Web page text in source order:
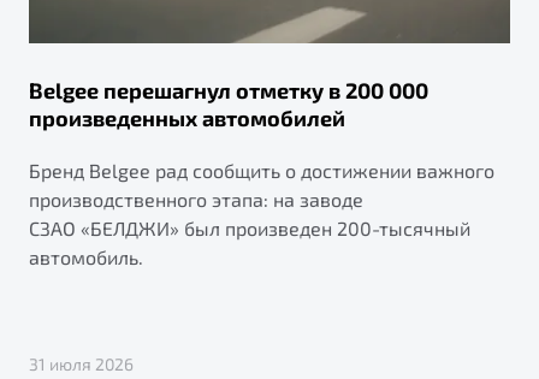
Belgee перешагнул отметку в 200 000
произведенных автомобилей
Бренд Belgee рад сообщить о достижении важного
производственного этапа: на заводе
СЗАО «БЕЛДЖИ» был произведен 200-тысячный
автомобиль.
31 июля 2026